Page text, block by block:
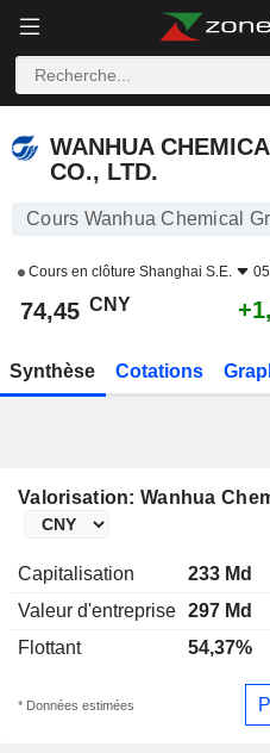
WANHUA
CO., LTD.
Cours Wanhua Chemical
Cours en clôture Shanghai S.E.
74,45 CNY
Synthèse Cotations
Valorisation: Wanhua
Capitalisation 233 Md
Valeur d'entreprise 297 Md
Flottant
54,37%
* Données estimées